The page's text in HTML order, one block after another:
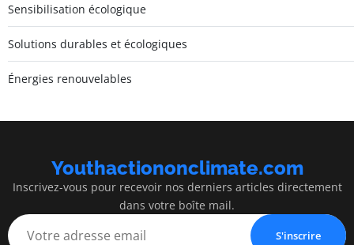
Sensibilisation écologique
Solutions durables et écologiques
Énergies renouvelables
Youthactiononclimate.com
Inscrivez-vous pour recevoir nos derniers articles directement
dans votre boîte mail.
S'inscrire